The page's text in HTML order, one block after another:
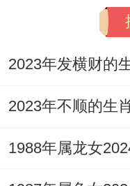
主情绪易躁，夫
燃，小事化大，
结、钻牛角尖之
于双方内心无法
的反复追算。
生